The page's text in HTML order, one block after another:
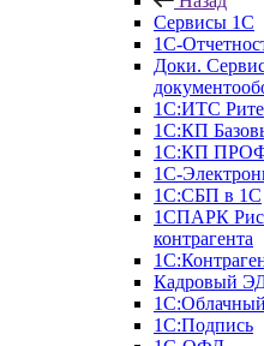
Сервисы 1С
1С-
Доки.
1С:ИТС
1С:КП
1С:КП
1С-
1С:СБП в 1С
1СПАРК
контрагента
Кадровый
1С:Подпись